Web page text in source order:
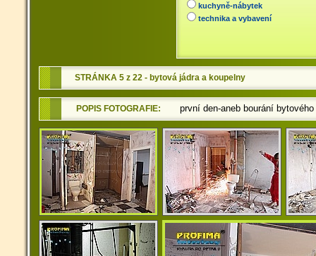
kuchyně-nábytek
technika a vybavení
STRÁNKA 5 z 22 - bytová jádra a koupelny
POPIS FOTOGRAFIE: první den-aneb bourání bytového